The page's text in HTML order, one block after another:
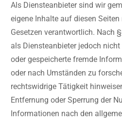
Als Diensteanbieter sind wir
eigene Inhalte auf diesen
Gesetzen verantwortlich. Nach
als Diensteanbieter jedoch
oder gespeicherte fremde
oder nach Umständen zu
rechtswidrige Tätigkeit
Entfernung oder Sperrung der
Informationen nach den